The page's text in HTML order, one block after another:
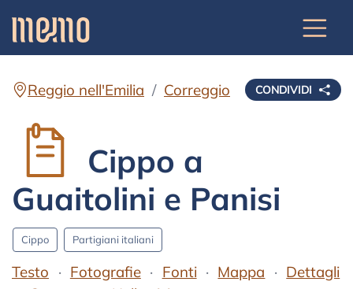
CONDIVIDI
Reggio nell'Emilia Correggio
Cippo a
Guaitolini e Panisi
Cippo Partigiani italiani
Testo Fotografie Fonti Mappa
Dettagli